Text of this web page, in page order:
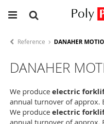
Reference DANAHER
DANAHER
We produce electric
annual turnover of approx.
We produce electric
annual turnover of approx.